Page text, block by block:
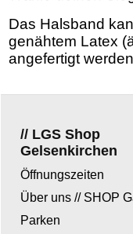
Das Halsband
genähtem Latex
angefertigt
// LGS Shop
Gelsenkirchen
Öffnungszeiten
Über uns // SHOP
Parken